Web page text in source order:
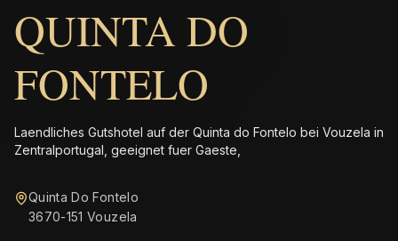
QUINTA DO
FONTELO
Laendliches Gutshotel auf der Quinta do Fontelo bei Vouzela in
Zentralportugal, geeignet fuer Gaeste,
Quinta Do Fontelo
3670-151 Vouzela